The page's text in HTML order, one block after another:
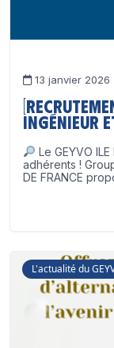
13 janvier
Ingénieur
Le GEYVO
adhérents !
DE FRANCE
L'actualité du